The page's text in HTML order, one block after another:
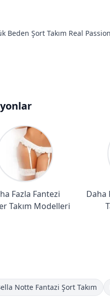
Beden Şort Takım Real
Fazla Fantezi
Takım Modelleri
Daha
Notte Fantazi Şort Takım